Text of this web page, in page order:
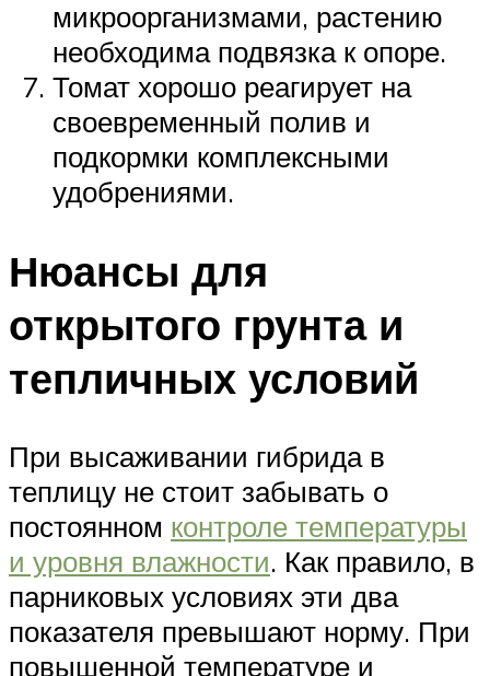
микроорганизмами, растению
необходима подвязка к опоре.
Томат хорошо реагирует на
своевременный полив и
подкормки комплексными
удобрениями.
Нюансы для
открытого грунта и
тепличных условий
При высаживании гибрида в
теплицу не стоит забывать о
постоянном контроле температуры
и уровня влажности. Как правило, в
парниковых условиях эти два
показателя превышают норму. При
повышенной температуре и